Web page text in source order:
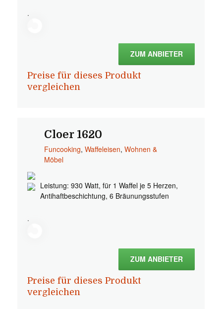
.
ZUM ANBIETER
Preise für dieses Produkt
vergleichen
Cloer 1620
Funcooking, Waffeleisen, Wohnen &
Möbel
Leistung: 930 Watt, für 1 Waffel je 5 Herzen,
Antihaftbeschichtung, 6 Bräunungsstufen
.
ZUM ANBIETER
Preise für dieses Produkt
vergleichen